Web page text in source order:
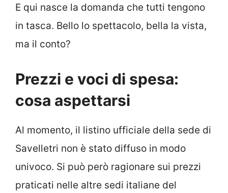
E qui nasce la domanda che tutti tengono
in tasca. Bello lo spettacolo, bella la vista,
ma il conto?
Prezzi e voci di spesa:
cosa aspettarsi
Al momento, il listino ufficiale della sede di
Savelletri non è stato diffuso in modo
univoco. Si può però ragionare sui prezzi
praticati nelle altre sedi italiane del